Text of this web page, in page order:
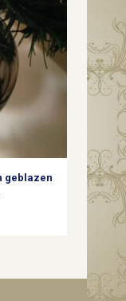
geblazen